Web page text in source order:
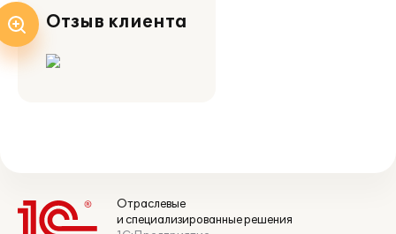
Отзыв клиента
Отраслевые
и специализированные решения